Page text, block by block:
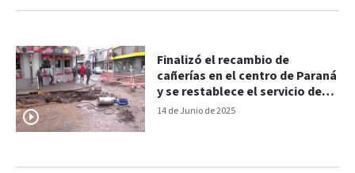
14 de Junio de 2025
Finalizó el recambio de
cañerías en el centro de Paraná
y se restablece el servicio de
agua